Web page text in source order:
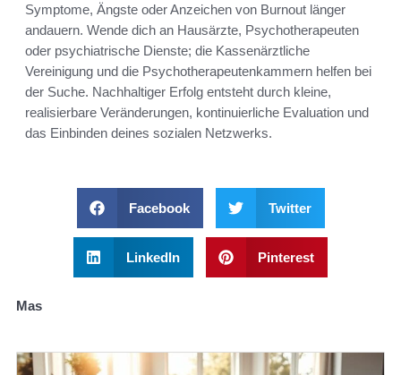
Symptome, Ängste oder Anzeichen von Burnout länger
andauern. Wende dich an Hausärzte, Psychotherapeuten
oder psychiatrische Dienste; die Kassenärztliche
Vereinigung und die Psychotherapeutenkammern helfen bei
der Suche. Nachhaltiger Erfolg entsteht durch kleine,
realisierbare Veränderungen, kontinuierliche Evaluation und
das Einbinden deines sozialen Netzwerks.
Facebook Twitter
LinkedIn Pinterest
Mas